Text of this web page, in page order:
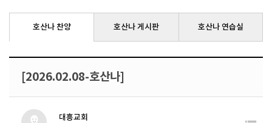
호산나 찬양 호산나 게시판 호산나 연습실
[2026.02.08-호산나]
대흥교회